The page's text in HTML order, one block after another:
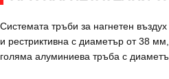
Системата тръби за нагнетен
и рестриктивна с диаметър от 38
голяма алуминиева тръба с